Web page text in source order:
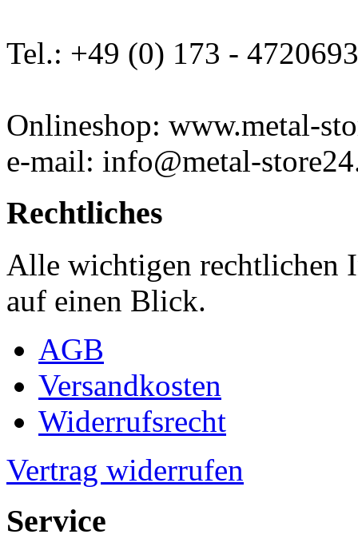
Tel.: +49 (0) 173 - 4720693
Onlineshop: www.metal-
e-mail: info@metal-
Rechtliches
Alle wichtigen rechtlichen
auf einen Blick.
AGB
Versandkosten
Widerrufsrecht
Vertrag widerrufen
Service